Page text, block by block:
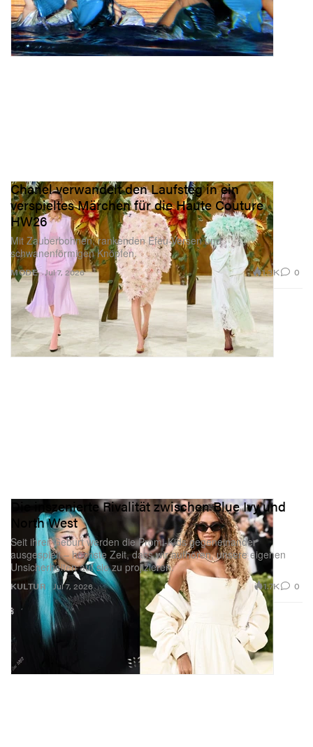
MODE
Chanel verwandelt den Laufsteg in ein
verspieltes Märchen für die Haute Couture
HW26
Mit Zauberbohnen, rankenden Efeu-Versen und
schwanenförmigen Knöpfen.
Jul 7, 2026 1.3K 0
KULTUR
Die inszenierte Rivalität zwischen Blue Ivy und
North West
Seit ihrer Geburt werden die Promi-Kids gegeneinander
ausgespielt – höchste Zeit, dass wir aufhören, unsere eigenen
Unsicherheiten auf sie zu projizieren.
Jul 7, 2026 1.7K 0